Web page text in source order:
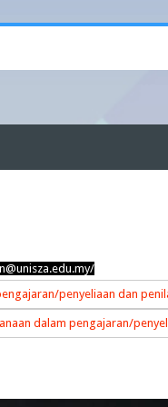
penyeliaan dan
dalam pengajaran/